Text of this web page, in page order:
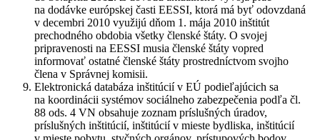
na dodávke európskej časti EESSI, ktorá má byť odovzdaná
v decembri 2010 využijú dňom 1. mája 2010 inštitút
prechodného obdobia všetky členské štáty. O svojej
pripravenosti na EESSI musia členské štáty vopred
informovať ostatné členské štáty prostredníctvom svojho
člena v Správnej komisii.
Elektronická databáza inštitúcií v EÚ podieľajúcich sa
na koordinácii systémov sociálneho zabezpečenia podľa čl.
88 ods. 4 VN obsahuje zoznam príslušných úradov,
príslušných inštitúcií, inštitúcií v mieste bydliska, inštitúcií